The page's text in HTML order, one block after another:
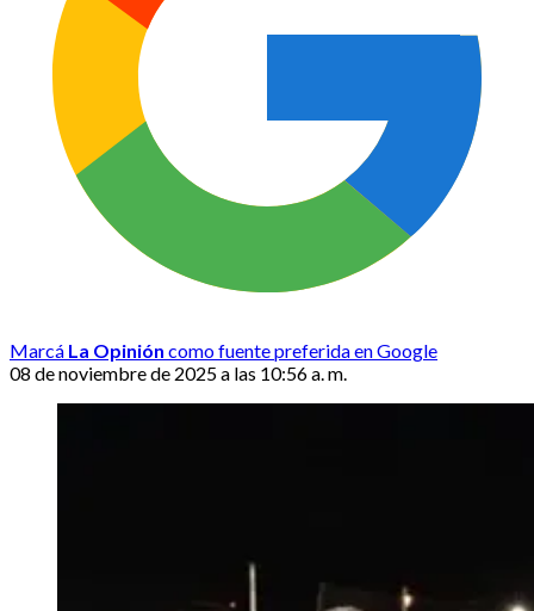
Marcá La Opinión como fuente preferida en Google
08 de noviembre de 2025 a las 10:56 a. m.